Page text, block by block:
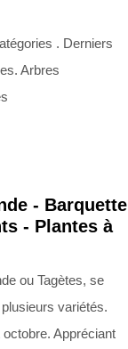
. Derniers
Arbres
- Barquette
- Plantes à
ou Tagètes, se
variétés.
Appréciant